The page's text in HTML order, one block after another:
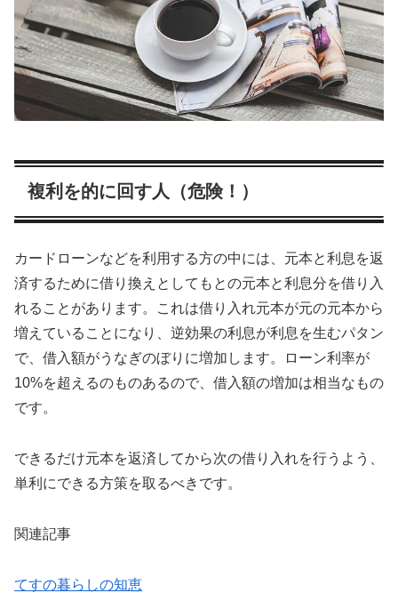
複利を的に回す人（危険！）
カードローンなどを利用する方の中には、元本と利息を返
済するために借り換えとしてもとの元本と利息分を借り入
れることがあります。これは借り入れ元本が元の元本から
増えていることになり、逆効果の利息が利息を生むパタン
で、借入額がうなぎのぼりに増加します。ローン利率が
10%を超えるのものあるので、借入額の増加は相当なもの
です。
できるだけ元本を返済してから次の借り入れを行うよう、
単利にできる方策を取るべきです。
関連記事
てすの暮らしの知恵